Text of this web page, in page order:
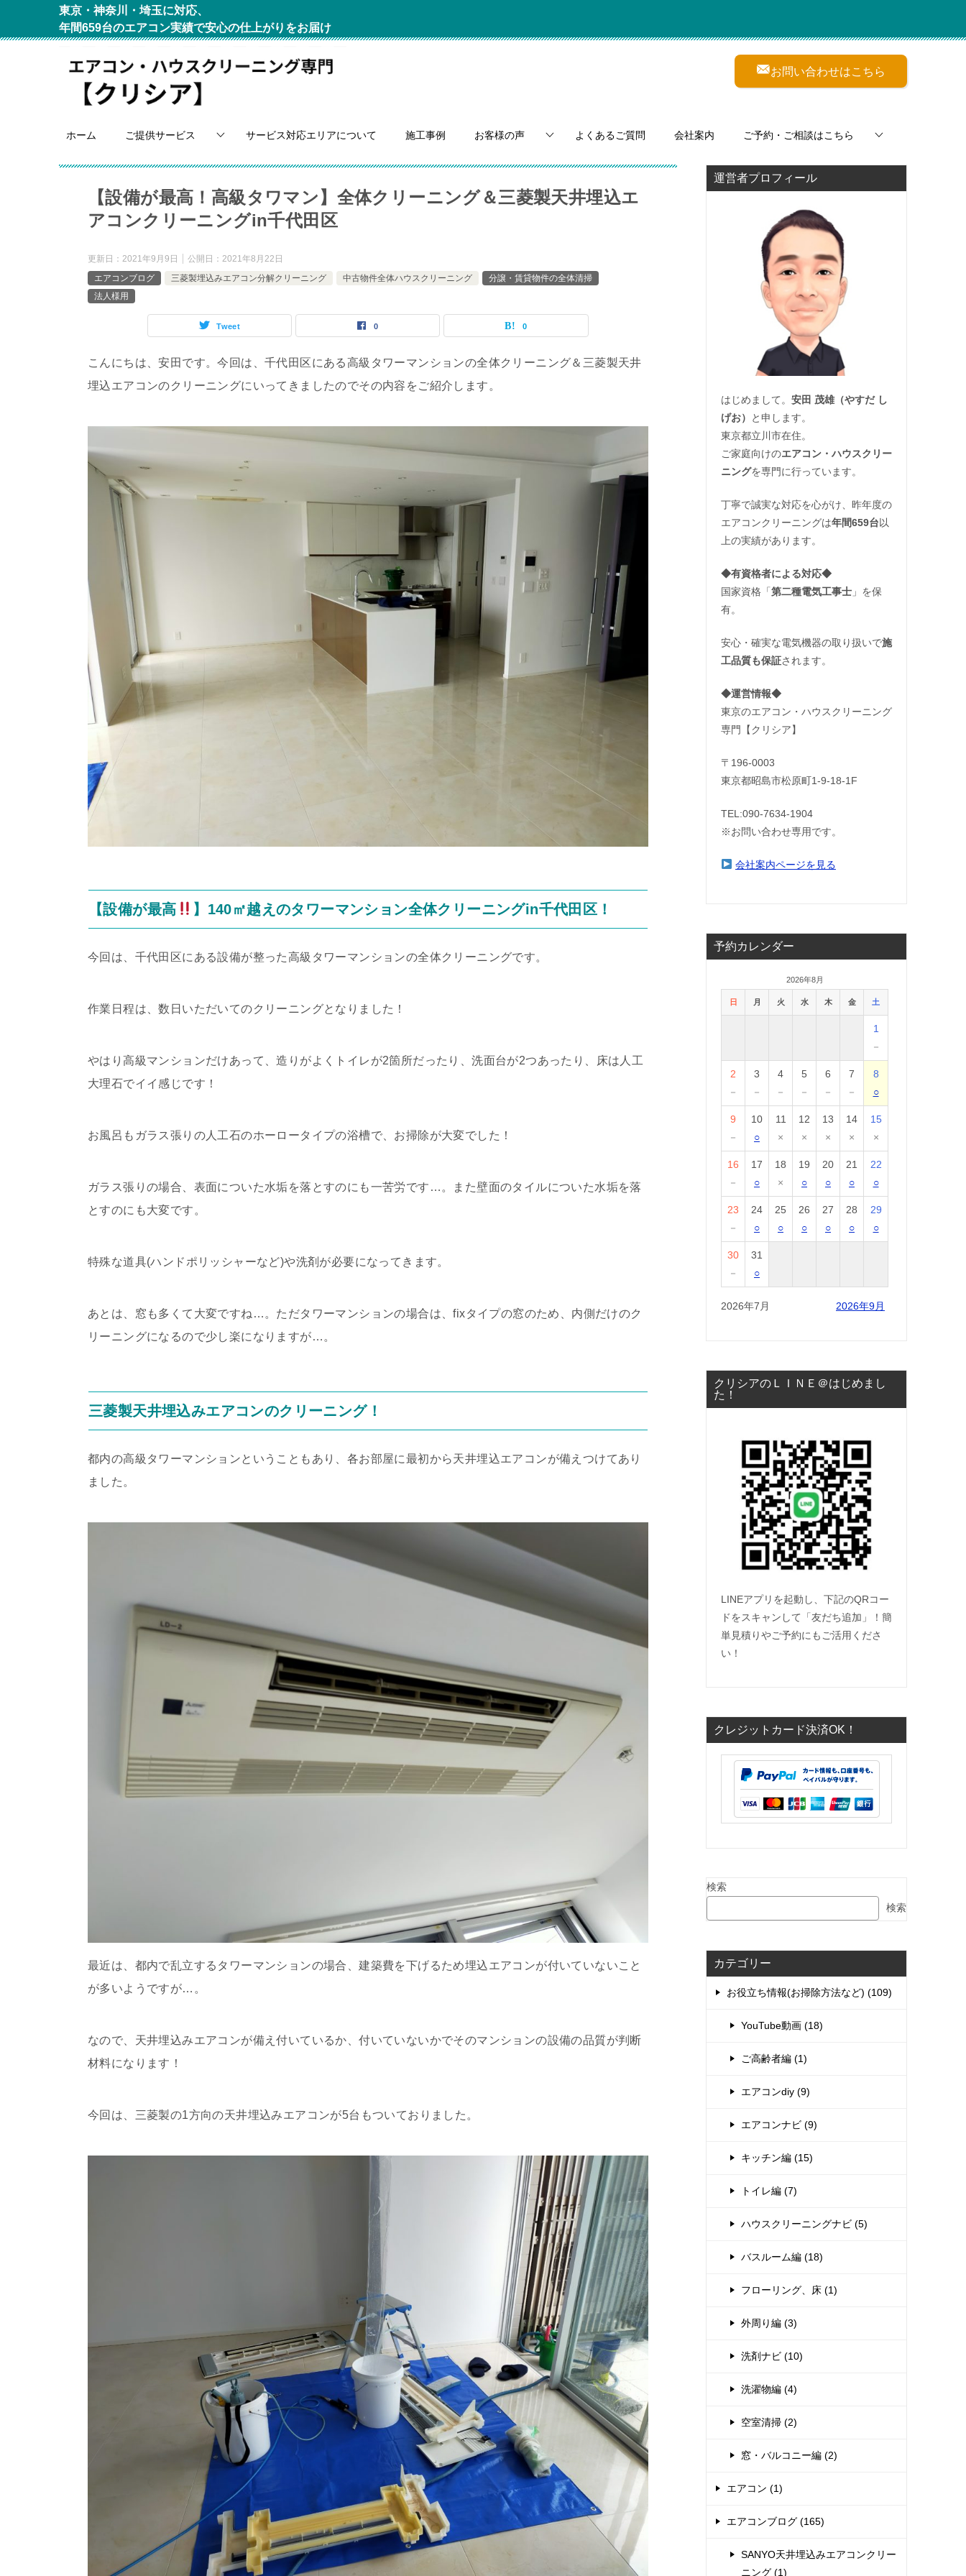
東京・神奈川・埼玉に対応、
年間659台のエアコン実績で安心の仕上がりをお届け
お問い合わせはこちら
ホーム ご提供サービス サービス対応エリアについて 施工事例 お客様の声 よくあるご質問 会社案内 ご予約・ご相談はこちら
【設備が最高！高級タワマン】全体クリーニング＆三菱製天井埋込エ
アコンクリーニングin千代田区
更新日： 2021年9月9日 公開日： 2021年8月22日
エアコンブログ
三菱製埋込みエアコン分解クリーニング 中古物件全体ハウスクリーニング
分譲・賃貸物件の全体清掃
法人様用
Tweet 0 0
こんにちは、安田です。今回は、千代田区にある高級タワーマンションの全体クリーニング＆三菱製天井
埋込エアコンのクリーニングにいってきましたのでその内容をご紹介します。
【設備が最高 】140㎡越えのタワーマンション全体クリーニングin千代田区！
今回は、千代田区にある設備が整った高級タワーマンションの全体クリーニングです。
作業日程は、数日いただいてのクリーニングとなりました！
やはり高級マンションだけあって、造りがよくトイレが2箇所だったり、洗面台が2つあったり、床は人工
大理石でイイ感じです！
お風呂もガラス張りの人工石のホーロータイプの浴槽で、お掃除が大変でした！
ガラス張りの場合、表面についた水垢を落とすのにも一苦労です…。また壁面のタイルについた水垢を落
とすのにも大変です。
特殊な道具(ハンドポリッシャーなど)や洗剤が必要になってきます。
あとは、窓も多くて大変ですね…。ただタワーマンションの場合は、fixタイプの窓のため、内側だけのク
リーニングになるので少し楽になりますが…。
三菱製天井埋込みエアコンのクリーニング！
都内の高級タワーマンションということもあり、各お部屋に最初から天井埋込エアコンが備えつけてあり
ました。
最近は、都内で乱立するタワーマンションの場合、建築費を下げるため埋込エアコンが付いていないこと
が多いようですが…。
なので、天井埋込みエアコンが備え付いているか、付いていないかでそのマンションの設備の品質が判断
材料になります！
今回は、三菱製の1方向の天井埋込みエアコンが5台もついておりました。
運営者プロフィール
はじめまして。 安田 茂雄（やすだ し
げお）
と申します。
東京都立川市在住。
ご家庭向けのエアコン・ハウスクリー
ニングを専門に行っています。
丁寧で誠実な対応を心がけ、昨年度の
エアコンクリーニングは年間659台以
上の実績があります。
◆有資格者による対応◆
国家資格「第二種電気工事士 」を保
有。
安心・確実な電気機器の取り扱いで施
工品質も保証されます。
◆運営情報◆
東京のエアコン・ハウスクリーニング
専門【クリシア】
〒196-0003
東京都昭島市松原町1-9‐18‐1F
TEL:090-7634-1904
※お問い合わせ専用です。
会社案内ページを見る
予約カレンダー
2026年8月
日 月 火 水 木 金 土
1
－
2
－
3
－
4
－
5
－
6
－
7
－
8
○
9
－
10
○
11
×
12
×
13
×
14
×
15
×
16
－
17
○
18
×
19
○
20
○
21
○
22
○
23
－
24
○
25
○
26
○
27
○
28
○
29
○
30
－
31
○
2026年7月 2026年9月
クリシアのＬＩＮＥ＠はじめまし
た！
LINEアプリを起動し、下記のQRコー
ドをスキャンして「友だち追加」！簡
単見積りやご予約にもご活用くださ
い！
クレジットカード決済OK！
検索
検索
カテゴリー
お役立ち情報(お掃除方法など) (109)
YouTube動画 (18)
ご高齢者編 (1)
エアコンdiy (9)
エアコンナビ (9)
キッチン編 (15)
トイレ編 (7)
ハウスクリーニングナビ (5)
バスルーム編 (18)
フローリング、床 (1)
外周り編 (3)
洗剤ナビ (10)
洗濯物編 (4)
空室清掃 (2)
窓・バルコニー編 (2)
エアコン (1)
エアコンブログ (165)
SANYO天井埋込みエアコンクリー
ニング (1)